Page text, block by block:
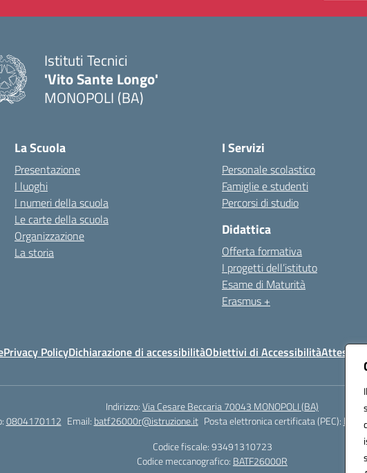
Istituti Tecnici
'Vito Sante Longo'
MONOPOLI (BA)
La Scuola
Presentazione
I luoghi
I numeri della scuola
Le carte della scuola
Organizzazione
La storia
I Servizi
Personale scolastico
Famiglie e studenti
Percorsi di studio
Didattica
Offerta formativa
I progetti dell’istituto
Esame di Maturità
Erasmus +
Privacy PolicyDichiarazione di accessibilitàObiettivi di Accessibilità
Indirizzo:Via Cesare Beccaria 70043 MONOPOLI (BA)
0804170112 Email: batf26000r@istruzione.it Posta elettronica certificata (PEC):
Codice fiscale: 93491310723
Codice meccanografico: BATF26000R